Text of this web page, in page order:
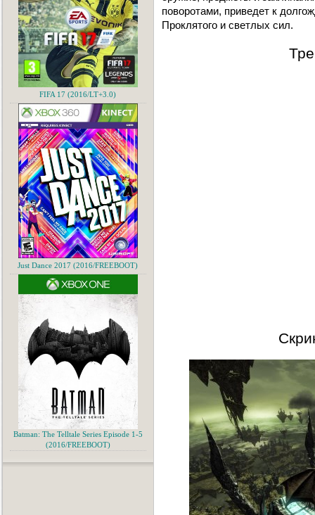
поворотами, приведет к
Проклятого и светлых сил.
FIFA 17 (2016/LT+3.0)
Just Dance 2017 (2016/FREEBOOT)
Batman: The Telltale Series Episode 1-5
(2016/FREEBOOT)